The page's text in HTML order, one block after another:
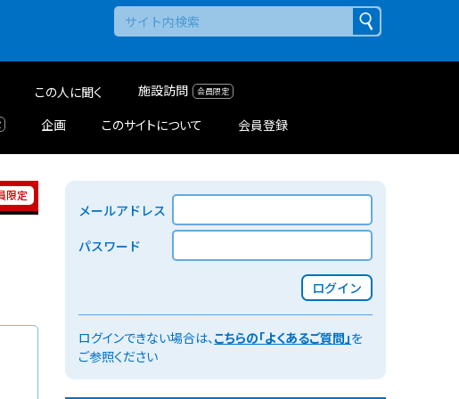
この人に聞く
施設訪問
企画 このサイトについて 会員登録
メールアドレス
パスワード
ログイン
ログインできない場合は、こちらの「よくあるご質問」を
ご参照ください